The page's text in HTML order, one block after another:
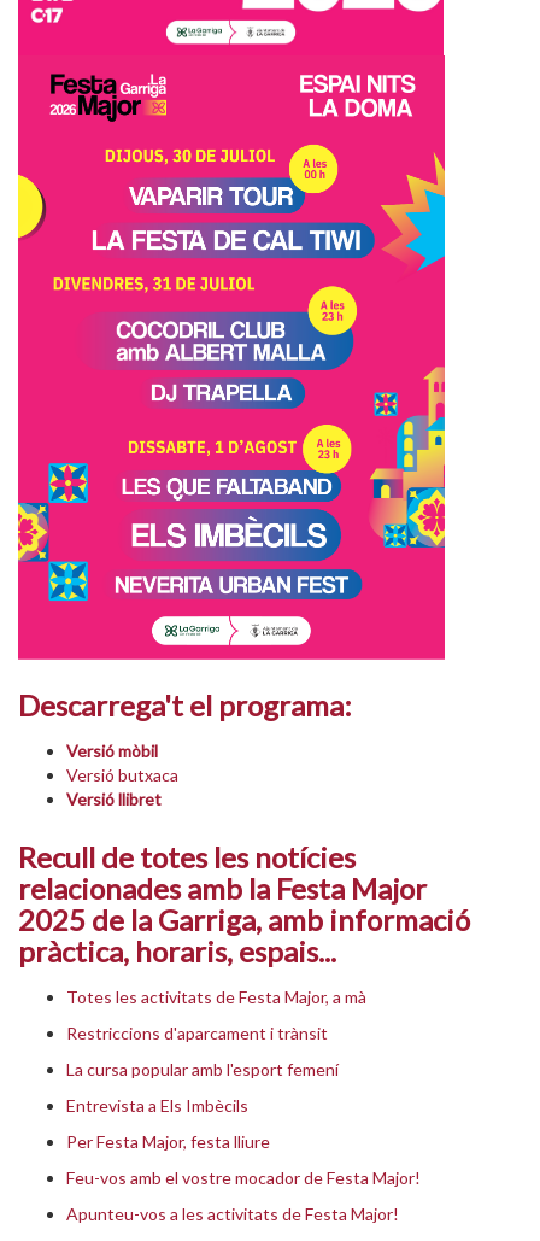
Descarrega't el programa:
Versió mòbil
Versió butxaca
Versió llibret
Recull de totes les notícies
relacionades amb la Festa Major
2025 de la Garriga, amb informació
pràctica, horaris, espais...
Totes les activitats de Festa Major, a mà
Restriccions d'aparcament i trànsit
La cursa popular amb l'esport femení
Entrevista a Els Imbècils
Per Festa Major, festa lliure
Feu-vos amb el vostre mocador de Festa Major!
Apunteu-vos a les activitats de Festa Major!